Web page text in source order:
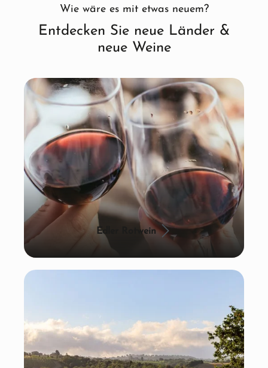
Wie wäre es mit etwas neuem?
Entdecken Sie neue Länder &
neue Weine
Edler Rotwein